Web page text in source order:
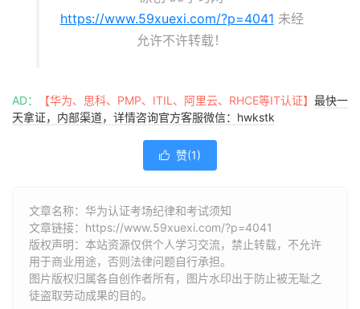
https://www.59xuexi.com/?p=4041 未经
允许不许转载！
AD： 【华为、思科、PMP、ITIL、阿里云、RHCE等IT认证】 最快一
天拿证，内部渠道，详情咨询官方客服微信：hwkstk
 赞(1)
文章名称：华为认证考场纪律和考试须知
文章链接： https://www.59xuexi.com/?p=4041
版权声明：本站资源仅供个人学习交流，禁止转载，不允许
用于商业用途，否则法律问题自行承担。
图片版权归属各自创作者所有，图片水印出于防止被无耻之
徒盗取劳动成果的目的。